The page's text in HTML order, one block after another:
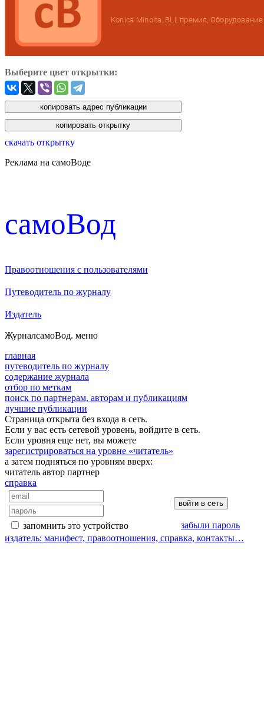
Выберите цвет открытки:
скачать открытку
Реклама на самоВоде
cамоВод
Правоотношения с пользователями
Путеводитель по журналу
Издатель
ЖурналсамоВод. меню
главная
путеводитель по журналу
содержание журнала
отбор по меткам
поиск по партнерам, авторам и публикациям
лучшие публикации
Страница открыта без входа в сеть.
Если у вас есть сетевой уровень, войдите в сеть.
Если уровня еще нет, вы можете
зарегистрироваться на уровне «читатель»
а затем подняться по уровням вверх:
читатель автор партнер
справка
запомнить это устройство
забыли пароль
издатель: манифест, правоотношения, справка, контакты…